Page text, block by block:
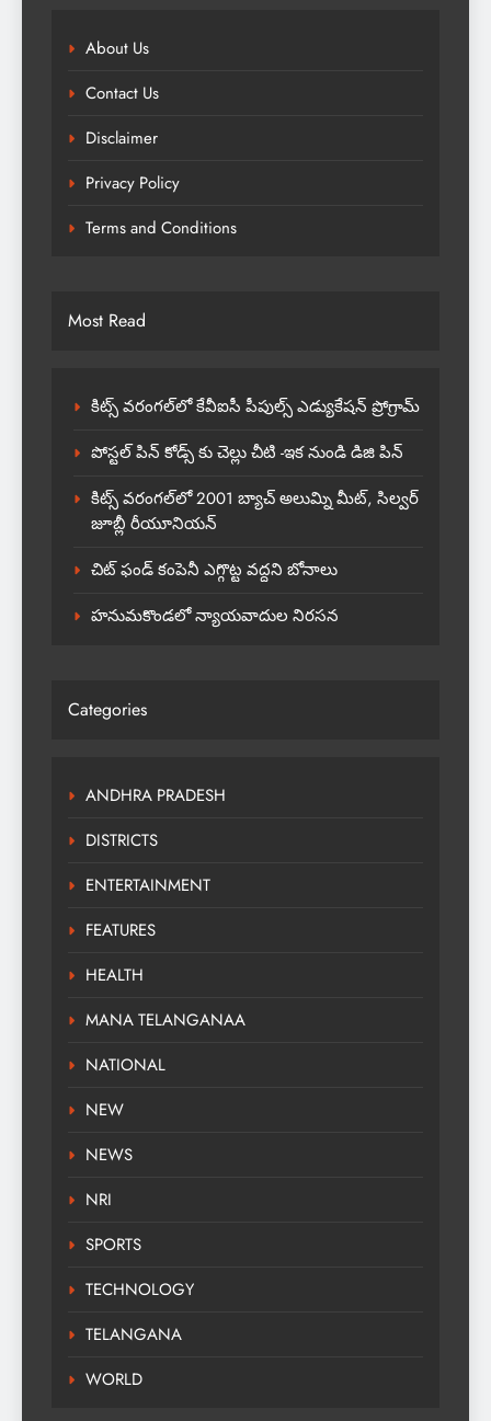
About Us
Contact Us
Disclaimer
Privacy Policy
Terms and Conditions
Most Read
కిట్స్ వరంగల్‌లో కేవీఐసీ పీపుల్స్ ఎడ్యుకేషన్ ప్రోగ్రామ్
పోస్టల్ పిన్ కోడ్స్ కు చెల్లు చీటి -ఇక నుండి డిజి పిన్
కిట్స్ వరంగల్‌లో 2001 బ్యాచ్ అలుమ్ని మీట్, సిల్వర్
జూబ్లీ రీయూనియన్
చిట్ ఫండ్ కంపెనీ ఎగ్గొట్ట వద్దని బోనాలు
హనుమకొండలో న్యాయవాదుల నిరసన
Categories
ANDHRA PRADESH
DISTRICTS
ENTERTAINMENT
FEATURES
HEALTH
MANA TELANGANAA
NATIONAL
NEW
NEWS
NRI
SPORTS
TECHNOLOGY
TELANGANA
WORLD